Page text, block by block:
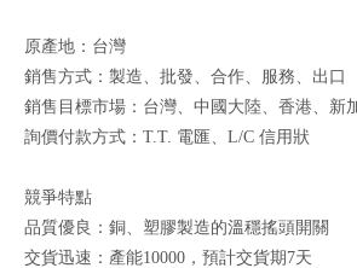
原產地：台灣
銷售方式：製造、批發、合作、服務、出口
銷售目標市場：台灣、中國大陸、香港、新
詢價付款方式：T.T. 電匯、L/C 信用狀
競爭特點
品質優良：銅、塑膠製造的溫穩搖頭開關
交貨迅速：產能10000，預計交貨期7天